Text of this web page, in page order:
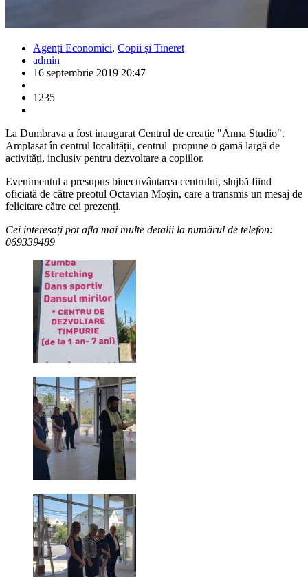
Agenți Economici, Copii și Tineret
admin
16 septembrie 2019 20:47
1235
La Dumbrava a fost inaugurat Centrul de creație "Anna Studio".
Amplasat în centrul localității, centrul propune o gamă largă de
activități, inclusiv pentru dezvoltare a copiilor.
Evenimentul a presupus binecuvântarea centrului, slujbă fiind
oficiată de către preotul Octavian Moșin, care a transmis un mesaj de
felicitare către cei prezenți.
Cei interesați pot afla mai multe detalii la numărul de telefon:
069339489